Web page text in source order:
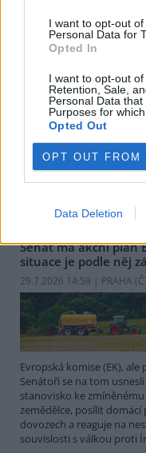
I want to opt-out
Personal Data for
Opted In
I want to opt-out of
Retention, Sale,
Personal Data
Purposes for
Opted Out
OPT OUT FROM
Data Deletion
chřipky H5N1
29.7.2026 15:08 (
veterinářka Beth
znepokojivý vývoj, který
mezi divokými zvířaty.
Collinsová uvedla, že
ptáků ani o zasažení
Senát má akční plán
situace je podle něj
29.7.2026 14:59 | PRAHA (
Evropská komise (EK),
Senátoři se na tom
stanovisko ke
zemědělce, posílit
dovozech a reaguje na
souvislosti s válkou proti